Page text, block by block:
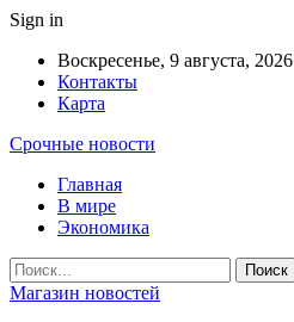
Sign in
Воскресенье, 9 августа, 2026
Контакты
Карта
Срочные новости
Главная
В мире
Экономика
Магазин новостей